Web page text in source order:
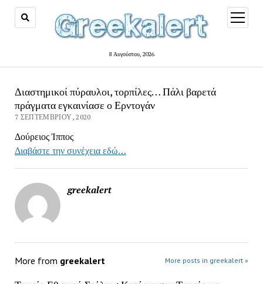
8 Αυγούστου, 2026
open
menu
Διαστημικοί πύραυλοι, τορπίλες… Πάλι βαρετά
πράγματα εγκαινίασε ο Ερντογάν
7 ΣΕΠΤΕΜΒΡΊΟΥ, 2020
Δούρειος Ίππος
Διαβάστε την συνέχεια εδώ…
greekalert
More from greekalert More posts in greekalert »